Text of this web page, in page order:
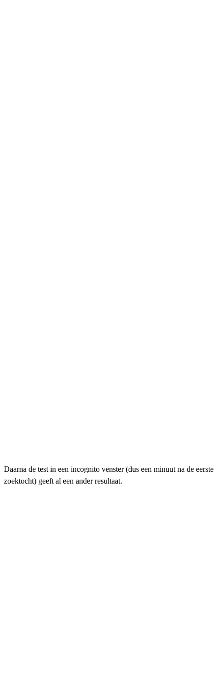
Daarna de test in een incognito venster (dus een minuut na de eerste
zoektocht) geeft al een ander resultaat.